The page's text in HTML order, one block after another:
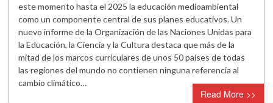
este momento hasta el 2025 la educación medioambiental
como un componente central de sus planes educativos. Un
nuevo informe de la Organización de las Naciones Unidas para
la Educación, la Ciencia y la Cultura destaca que más de la
mitad de los marcos curriculares de unos 50 países de todas
las regiones del mundo no contienen ninguna referencia al
cambio climático…
Read More >>